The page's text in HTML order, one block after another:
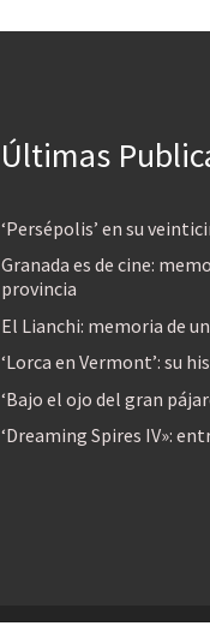
Últimas
‘Persépolis’ en su
Granada es de cine:
provincia
El Lianchi: memoria de
‘Lorca en Vermont’: su
‘Bajo el ojo del gran
‘Dreaming Spires IV»: